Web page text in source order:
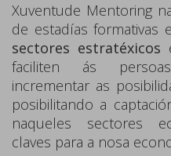
Xuventude Mentoring
de estadías formativas
sectores estratéxicos
faciliten ás
incrementar as
posibilitando a
naqueles sectores
claves para a nosa